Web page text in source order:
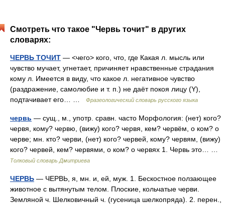
Смотреть что такое "Червь точит" в других
словарях:
ЧЕРВЬ ТОЧИТ — <чего> кого, что, где Какая л. мысль или
чувство мучает, угнетает, причиняет нравственные страдания
кому л. Имеется в виду, что какое л. негативное чувство
(раздражение, самолюбие и т. п.) не даёт покоя лицу (Y),
подтачивает его… …
Фразеологический словарь русского языка
червь — сущ., м., употр. сравн. часто Морфология: (нет) кого?
червя, кому? червю, (вижу) кого? червя, кем? червём, о ком? о
черве; мн. кто? черви, (нет) кого? червей, кому? червям, (вижу)
кого? червей, кем? червями, о ком? о червях 1. Червь это… …
Толковый словарь Дмитриева
ЧЕРВЬ — ЧЕРВЬ, я, мн. и, ей, муж. 1. Бескостное ползающее
животное с вытянутым телом. Плоские, кольчатые черви.
Земляной ч. Шелковичный ч. (гусеница шелкопряда). 2. перен.,